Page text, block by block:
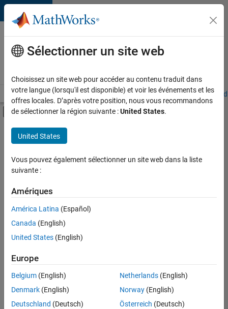
Passer au contenu
Votre
carrière
chez
Accueil Explorer nos opportunités Adresses de nos bureaux
Activer/désactiver l'affichage du menu
Contenu principal
FILTRER PAR
Stages
Applications et outils commerciaux
Développement de produits
Actuellement,
aucune
offre
d'emploi
correspondant
à vos
critères
de
recherche.
Sélectionner un site web
Choisissez un site web pour accéder au contenu traduit dans
votre langue (lorsqu'il est disponible) et voir les événements et les
offres locales. D’après votre position, nous vous recommandons
de sélectionner la région suivante :United States.
United States
Vous pouvez également sélectionner un site web dans la liste
suivante :
Amériques
América Latina (Español)
Canada (English)
United States (English)
Europe
Belgium (English)
Denmark (English)
Deutschland (Deutsch)
Netherlands(English)
Norway(English)
Österreich (Deutsch)